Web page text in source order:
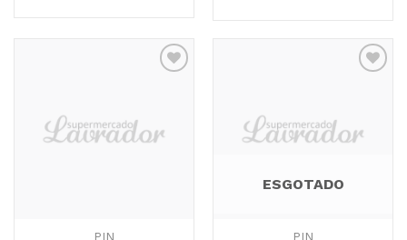
Favoritos
PIN
Favoritos
ESGOTADO
PIN